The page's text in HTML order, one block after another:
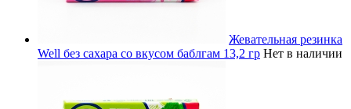
Жевательная резинка
Well без сахара со вкусом баблгам 13,2 гр Нет в наличии